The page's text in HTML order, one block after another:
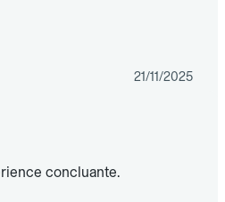
21/11/2025
concluante.